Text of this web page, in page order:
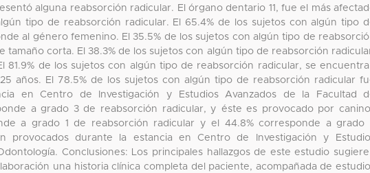
alguna reabsorción radicular. El órgano dentario 11, fue el más
tipo de reabsorción radicular. El 65.4% de los sujetos con algún tipo
al género femenino. El 35.5% de los sujetos con algún tipo de
tamaño corta. El 38.3% de los sujetos con algún tipo de reabsorción
81.9% de los sujetos con algún tipo de reabsorción radicular, se
años. El 78.5% de los sujetos con algún tipo de reabsorción radicular
en Centro de Investigación y Estudios Avanzados de la Facultad
a grado 3 de reabsorción radicular, y éste es provocado por
a grado 1 de reabsorción radicular y el 44.8% corresponde a grado
provocados durante la estancia en Centro de Investigación y
Conclusiones: Los principales hallazgos de este estudio
una historia clínica completa del paciente, acompañada de